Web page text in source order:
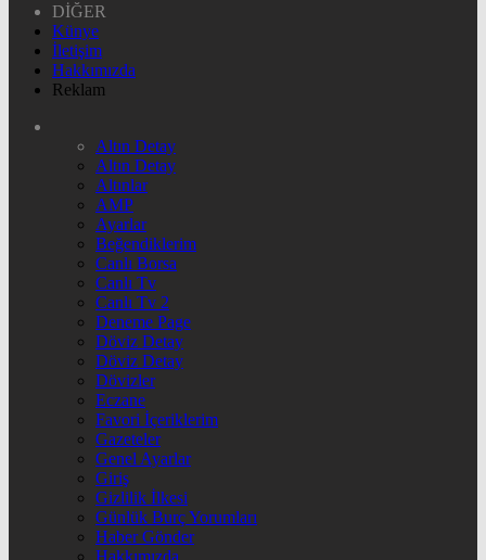
DİĞER
Künye
İletişim
Hakkımızda
Reklam
Altın Detay
Altın Detay
Altınlar
AMP
Ayarlar
Beğendiklerim
Canlı Borsa
Canlı Tv
Canlı Tv 2
Deneme Page
Döviz Detay
Döviz Detay
Dövizler
Eczane
Favori İçeriklerim
Gazeteler
Genel Ayarlar
Giriş
Gizlilik İlkesi
Günlük Burç Yorumları
Haber Gönder
Hakkımızda